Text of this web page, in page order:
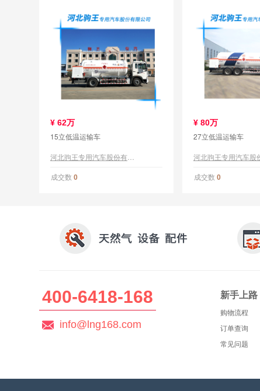
¥ 62万
15立低温运输车
成交数 0
¥ 80万
27立低温运输车
成交数 0
400-6418-168
info@lng168.com
新手上路
购物流程
订单查询
常见问题